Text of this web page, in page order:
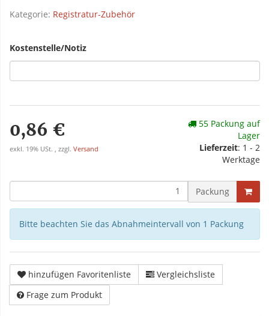
Kategorie: Registratur-Zubehör
Kostenstelle/Notiz
0,86 €
exkl. 19% USt. , zzgl. Versand
55 Packung auf
Lager
Lieferzeit: 1 - 2
Werktage
Packung
Bitte beachten Sie das Abnahmeintervall von 1 Packung
hinzufügen Favoritenliste
Vergleichsliste
Frage zum Produkt